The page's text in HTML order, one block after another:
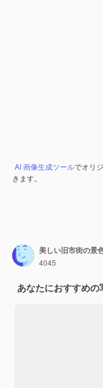
AI 画像生成ツールでオリ
きます。
美しい旧市街の景
4045
あなたにおすすめの